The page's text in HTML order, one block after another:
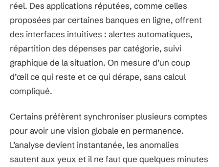
réel. Des applications réputées, comme celles
proposées par certaines banques en ligne, offrent
des interfaces intuitives : alertes automatiques,
répartition des dépenses par catégorie, suivi
graphique de la situation. On mesure d’un coup
d’œil ce qui reste et ce qui dérape, sans calcul
compliqué.
Certains préfèrent synchroniser plusieurs comptes
pour avoir une vision globale en permanence.
L’analyse devient instantanée, les anomalies
sautent aux yeux et il ne faut que quelques minutes